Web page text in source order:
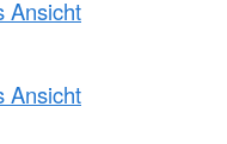
Ansicht
Ansicht